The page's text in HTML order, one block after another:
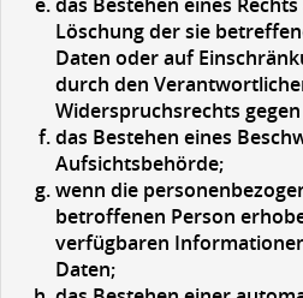
Löschung der sie
Daten oder auf
durch den
Widerspruchsrechts
das Bestehen eines
Aufsichtsbehörde;
wenn die
betroffenen Person
verfügbaren
Daten;